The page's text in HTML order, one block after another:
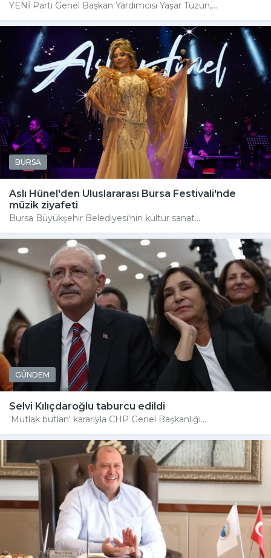
YENİ Parti Genel Başkan Yardımcısı Yaşar Tüzün,...
BURSA
Aslı Hünel'den Uluslararası Bursa Festivali'nde
müzik ziyafeti
Bursa Büyükşehir Belediyesi'nin kültür sanat...
GÜNDEM
Selvi Kılıçdaroğlu taburcu edildi
'Mutlak butlan' kararıyla CHP Genel Başkanlığı...